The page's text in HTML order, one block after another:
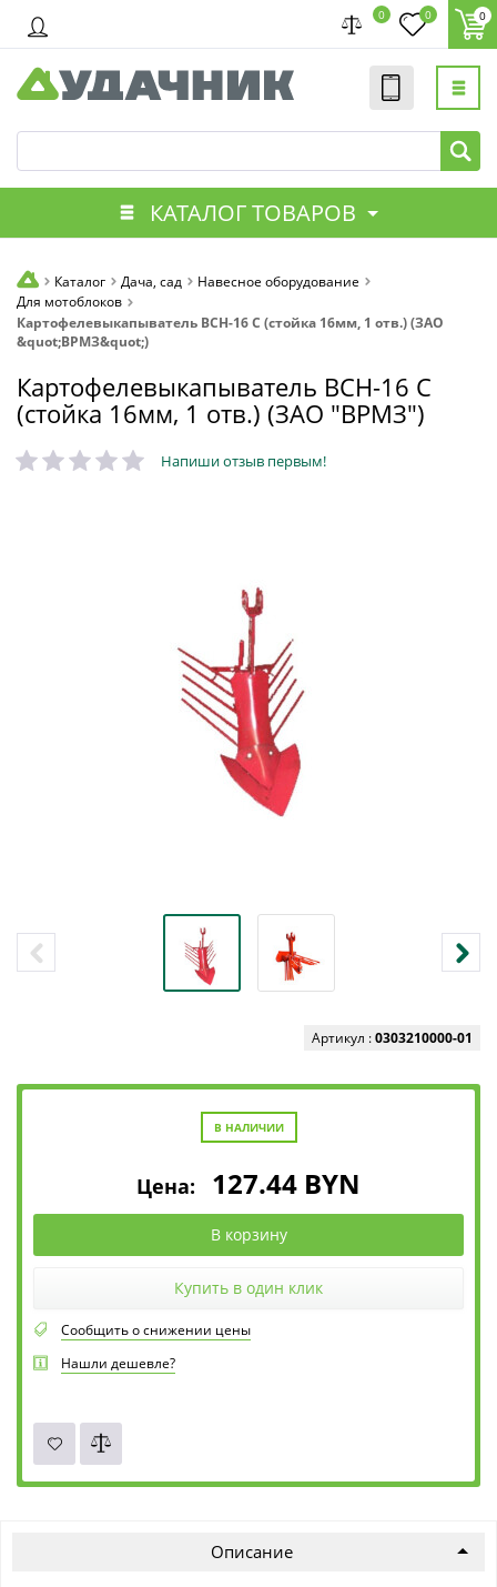
0 0 0
КАТАЛОГ ТОВАРОВ
Каталог Дача, сад
Навесное оборудование
Для мотоблоков
Картофелевыкапыватель ВСН-16 С (стойка 16мм, 1 отв.) (ЗАО
&quot;ВРМЗ&quot;)
Картофелевыкапыватель ВСН-16 С
(стойка 16мм, 1 отв.) (ЗАО "ВРМЗ")
Напиши отзыв первым!
Артикул :0303210000-01
В НАЛИЧИИ
Цена: 127.44 BYN
В корзину
Купить в один клик
Сообщить о снижении цены
Нашли дешевле?
Описание